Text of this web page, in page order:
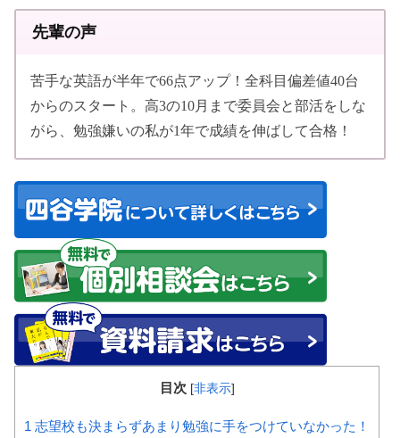
先輩の声
苦手な英語が半年で66点アップ！全科目偏差値40台
からのスタート。高3の10月まで委員会と部活をしな
がら、勉強嫌いの私が1年で成績を伸ばして合格！
目次 [非表示]
1 志望校も決まらずあまり勉強に手をつけていなかった！